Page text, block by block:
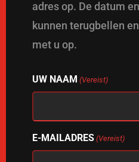
adres op. De datum
kunnen terugbellen
met u op.
UW NAAM (Vereist)
E-MAILADRES (Vereist)